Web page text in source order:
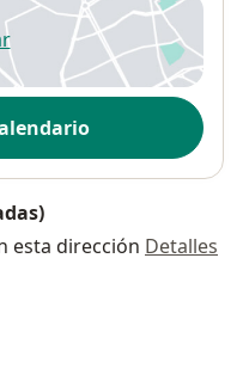
en una nueva
esta dirección Detalles